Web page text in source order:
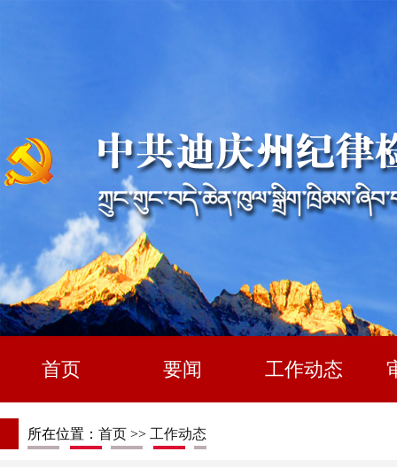
首页 要闻 工作动态
所在位置： 首页 >> 工作动态